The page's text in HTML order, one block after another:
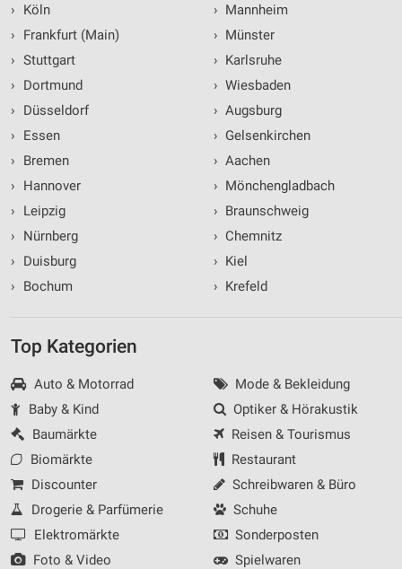
›
Köln
›
Frankfurt (Main)
› Stuttgart
›
Dortmund
›
Düsseldorf
›
Essen
›
Bremen
›
Hannover
›
Leipzig
›
Nürnberg
›
Duisburg
›
Bochum
› Mannheim
› Münster
› Karlsruhe
› Wiesbaden
› Augsburg
› Gelsenkirchen
› Aachen
› Mönchengladbach
› Braunschweig
› Chemnitz
› Kiel
› Krefeld
Top Kategorien
Auto & Motorrad
Baby & Kind
Baumärkte
Biomärkte
Discounter
Drogerie & Parfümerie
Elektromärkte
Foto & Video
Mode & Bekleidung
Optiker & Hörakustik
Reisen & Tourismus
Restaurant
Schreibwaren & Büro
Schuhe
Sonderposten
Spielwaren